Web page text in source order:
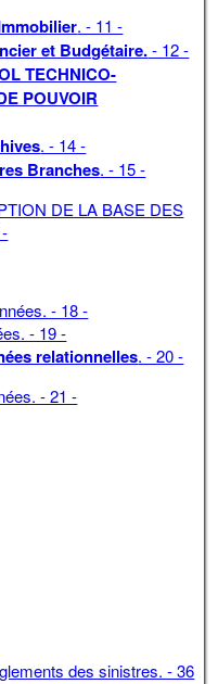
. - 11 -
et Budgétaire.- 12 -
TECHNICO-
POUVOIR
. - 14 -
Branches. - 15 -
DE LA BASE DES
- 18 -
- 19 -
relationnelles. - 20 -
- 21 -
des sinistres. - 36